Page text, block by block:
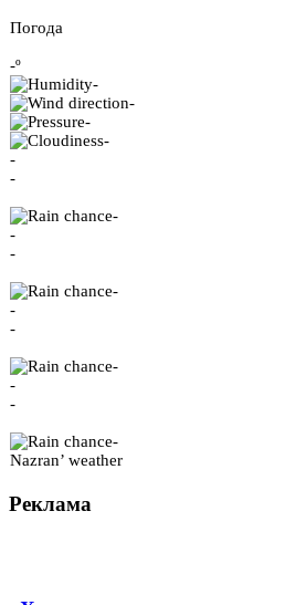
Погода
-º
-
-
-
-
-
-
-
-
-
-
-
-
-
-
-
-
Nazran’ weather
Реклама